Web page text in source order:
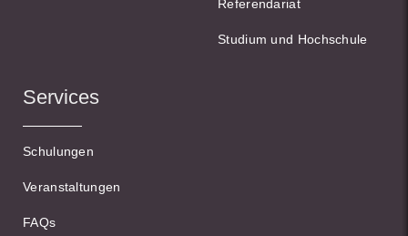
Referendariat
Studium und Hochschule
Services
Schulungen
Veranstaltungen
FAQs